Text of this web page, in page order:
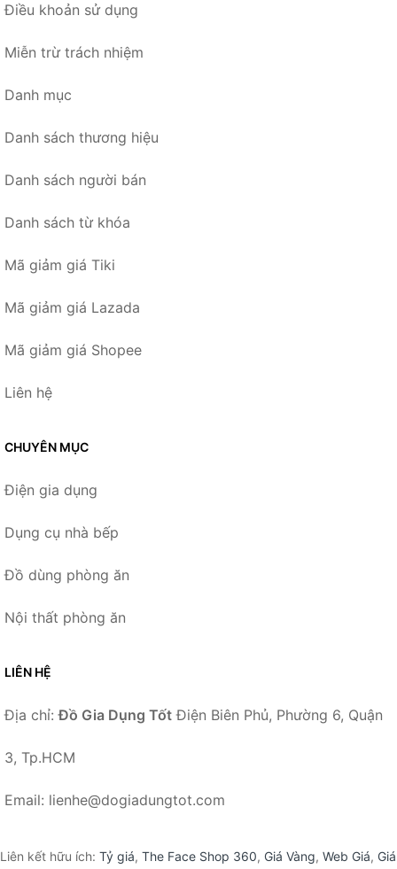
Điều khoản sử dụng
Miễn trừ trách nhiệm
Danh mục
Danh sách thương hiệu
Danh sách người bán
Danh sách từ khóa
Mã giảm giá Tiki
Mã giảm giá Lazada
Mã giảm giá Shopee
Liên hệ
CHUYÊN MỤC
Điện gia dụng
Dụng cụ nhà bếp
Đồ dùng phòng ăn
Nội thất phòng ăn
LIÊN HỆ
Địa chỉ:Đồ Gia Dụng Tốt Điện Biên Phủ, Phường 6, Quận
3, Tp.HCM
Email: lienhe@dogiadungtot.com
Liên kết hữu ích: Tỷ giá, The Face Shop 360, Giá Vàng, Web Giá, Giá